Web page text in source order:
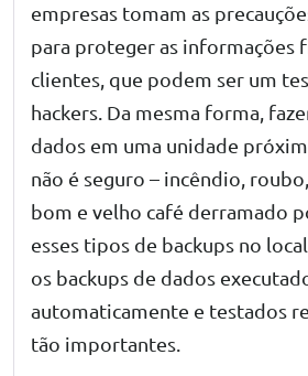
empresas tomam as
para proteger as informações
clientes, que podem ser um
hackers. Da mesma forma,
dados em uma unidade
não é seguro – incêndio,
bom e velho café derramado
esses tipos de backups no
os backups de dados
automaticamente e testados
tão importantes.